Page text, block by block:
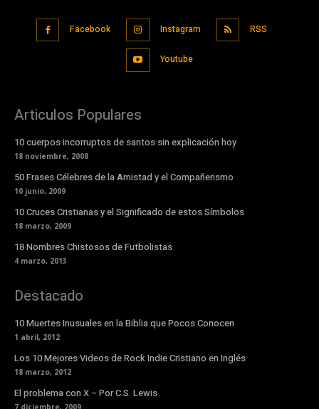
Facebook Instagram RSS
Youtube
Articulos Populares
10 cuerpos incorruptos de santos sin explicación hoy
18 noviembre, 2008
50 Frases Célebres de la Amistad y el Compañerismo
10 junio, 2009
10 Cruces Cristianas y el Significado de estos Símbolos
18 marzo, 2009
18 Nombres Chistosos de Futbolistas
4 marzo, 2013
Destacado
10 Muertes Inusuales en la Biblia que Pocos Conocen
1 abril, 2012
Los 10 Mejores Videos de Rock Indie Cristiano en Inglés
18 marzo, 2012
El problema con X – Por C.S. Lewis
7 diciembre, 2009